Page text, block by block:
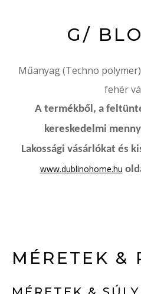
G/
Műanyag (Techno
fehér
A termékből, a
kereskedelmi
Lakossági vásárlókat és
www.dublinohome.hu
MÉRETEK &